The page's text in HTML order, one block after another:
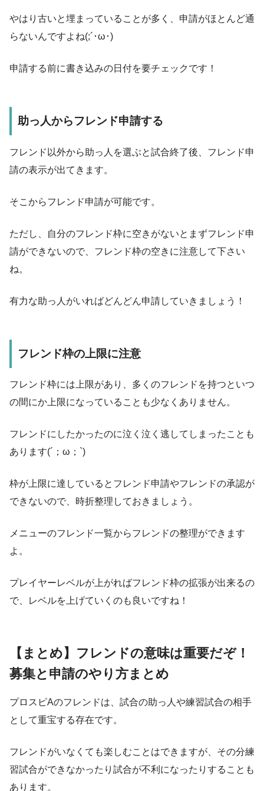
やはり古いと埋まっていることが多く、申請がほとんど通
らないんですよね(;´･ω･)
申請する前に書き込みの日付を要チェックです！
助っ人からフレンド申請する
フレンド以外から助っ人を選ぶと試合終了後、フレンド申
請の表示が出てきます。
そこからフレンド申請が可能です。
ただし、自分のフレンド枠に空きがないとまずフレンド申
請ができないので、フレンド枠の空きに注意して下さい
ね。
有力な助っ人がいればどんどん申請していきましょう！
フレンド枠の上限に注意
フレンド枠には上限があり、多くのフレンドを持つといつ
の間にか上限になっていることも少なくありません。
フレンドにしたかったのに泣く泣く逃してしまったことも
あります(´；ω；`)
枠が上限に達しているとフレンド申請やフレンドの承認が
できないので、時折整理しておきましょう。
メニューのフレンド一覧からフレンドの整理ができます
よ。
プレイヤーレベルが上がればフレンド枠の拡張が出来るの
で、レベルを上げていくのも良いですね！
【まとめ】フレンドの意味は重要だぞ！
募集と申請のやり方まとめ
プロスピAのフレンドは、試合の助っ人や練習試合の相手
として重宝する存在です。
フレンドがいなくても楽しむことはできますが、その分練
習試合ができなかったり試合が不利になったりすることも
あります。